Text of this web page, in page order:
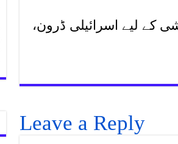
کے لیے اسرائیلی ڈرون،
Leave a Reply